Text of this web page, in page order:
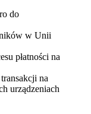
do
w Unii
płatności na
na
urządzeniach